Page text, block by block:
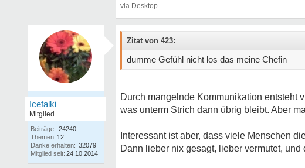
Icefalki
Mitglied
Beiträge: 24240
Themen: 12
Danke erhalten: 32079
Mitglied seit: 24.10.2014
Zitat von 423:
dumme Gefühl nicht los das meine Chefin
Durch mangelnde Kommunikation entsteht
was unterm Strich dann übrig bleibt. Aber
Interessant ist aber, dass viele Menschen
Dann lieber nix gesagt, lieber vermutet,